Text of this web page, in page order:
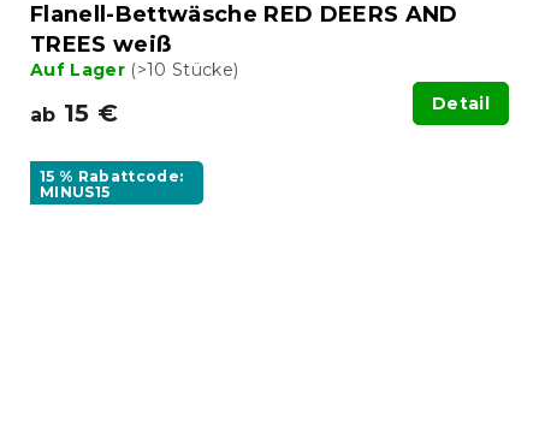
Flanell-Bettwäsche RED DEERS AND
TREES weiß
Auf Lager (>10 Stücke)
ab 15 € Detail
15 % Rabattcode:
MINUS15